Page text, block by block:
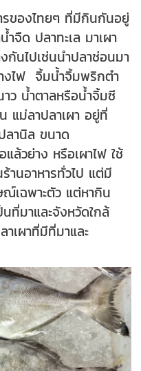
รของไทยๆ ที่มีกินกันอยู่
จืด ปลาทะเล มาเผา
นไปเช่นนำปลาช่อนมา
งไฟ จิ้มน้ำจิ้มพริกตำ
ว น้ำตาลหรือน้ำจิ้มซี
แม่ลาปลาเผา อยู่ที่
ลานิล ขนาด
ล้วย่าง หรือเผาไฟ ใช้
านอาหารทั่วไป แต่มี
เฉพาะตัว แต่หากิน
ที่มาและจังหวัดใกล้
เผาที่มีที่มาและ